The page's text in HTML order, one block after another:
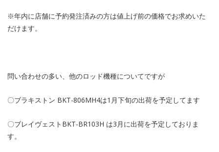
※年内に店舗に予約発注済みの方は値上げ前の価格でお求めいた
だけます。
問い合わせの多い、他のロッド機種についてですが
〇ブラキストン BKT-806MH4は1月下旬の出荷を予定してます
〇ブレイヴェストBKT-BR103H は3月に出荷を予定しておりま
す。